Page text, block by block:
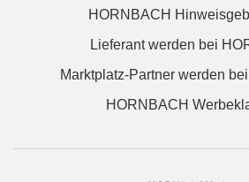
HORNBACH
Lieferant werden bei
Marktplatz-Partner werden
HORNBACH